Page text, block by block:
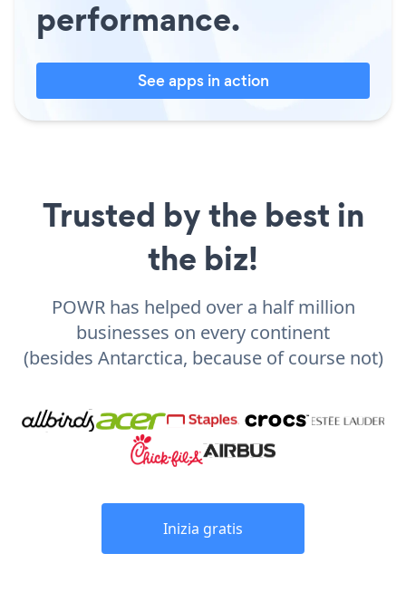
performance.
See apps in action
Trusted by the best in
the biz!
POWR has helped over a half million
businesses on every continent
(besides Antarctica, because of course not)
Inizia gratis